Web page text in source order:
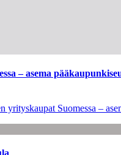
– asema
Suomessa –